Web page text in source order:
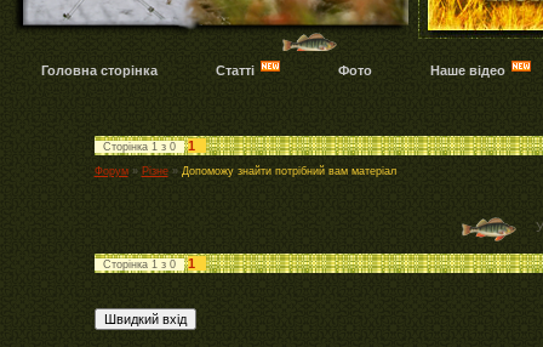
Головна сторінка Статті Фото Наше відео
Сторінка 1з 0 1
Форум » Різне » Допоможу знайти потрібний вам матеріал
Сторінка 1з 0 1